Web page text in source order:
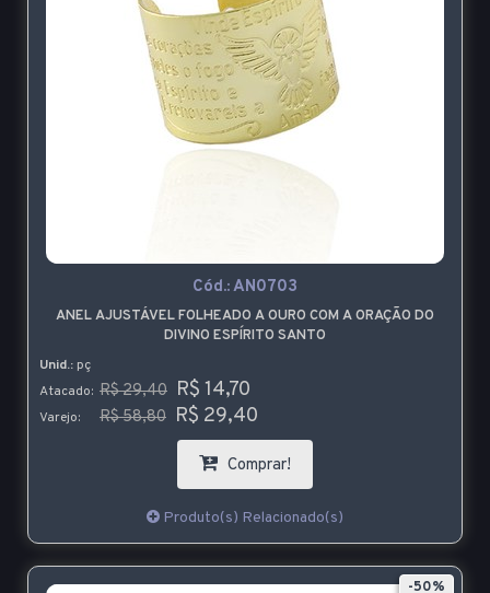
Cód.:AN0703
ANEL AJUSTÁVEL FOLHEADO A OURO COM A ORAÇÃO DO
DIVINO ESPÍRITO SANTO
Unid.: pç
Atacado: R$ 29,40 R$ 14,70
Varejo: R$ 58,80 R$ 29,40
Comprar!
Produto(s) Relacionado(s)
-50%